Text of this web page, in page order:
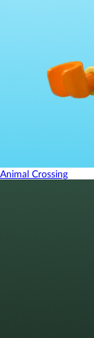
Animal Crossing